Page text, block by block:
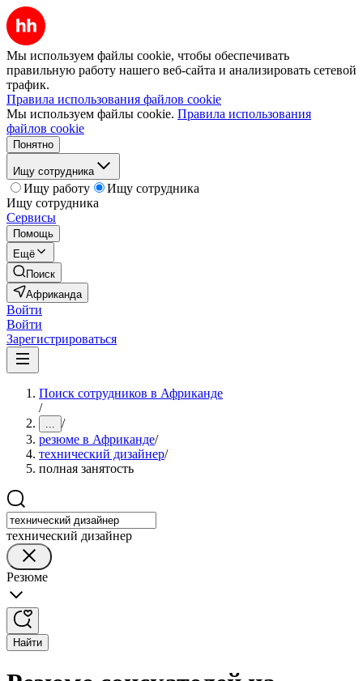
Мы используем файлы cookie, чтобы обеспечивать
правильную работу нашего веб-сайта и анализировать сетевой
трафик.
Правила использования файлов cookie
Мы используем файлы cookie. Правила использования
файлов cookie
Понятно
Ищу сотрудника
Ищу работу
Ищу сотрудника
Ищу сотрудника
Сервисы
Помощь
Ещё
Поиск
Африканда
Войти
Войти
Зарегистрироваться
Поиск сотрудников в Африканде
/
... /
резюме в Африканде/
технический дизайнер/
полная занятость
технический дизайнер
Резюме
Найти